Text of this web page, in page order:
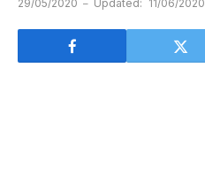
29/05/2020 Updated: 11/06/2020